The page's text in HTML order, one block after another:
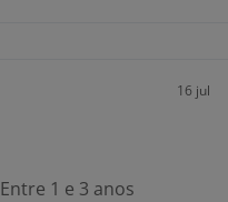
16 jul
Entre 1 e 3 anos